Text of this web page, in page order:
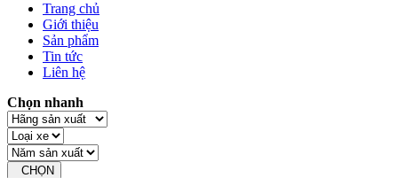
Trang chủ
Giới thiệu
Sản phẩm
Tin tức
Liên hệ
Chọn nhanh
CHỌN